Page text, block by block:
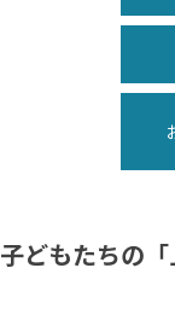
子どもたちの